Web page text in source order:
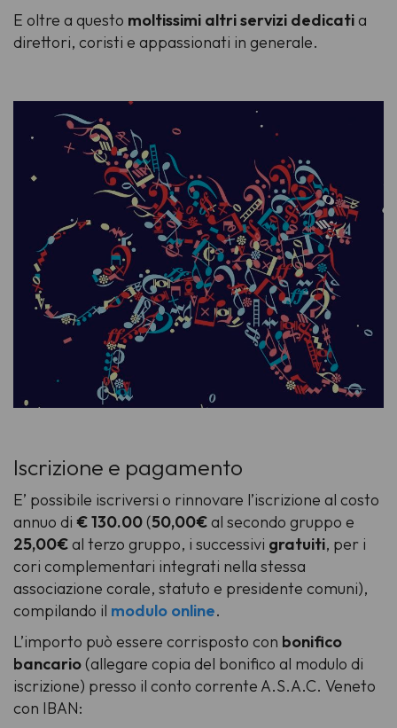
E oltre a questo moltissimi altri servizi dedicatia
direttori, coristi e appassionati in generale.
Iscrizione e pagamento
E’ possibile iscriversi o rinnovare l’iscrizione al costo
annuo di € 130.00(50,00€al secondo gruppo e
25,00€al terzo gruppo, i successivi gratuiti, per i
cori complementari integrati nella stessa
associazione corale, statuto e presidente comuni),
compilando il modulo online.
L’importo può essere corrisposto con bonifico
bancario(allegare copia del bonifico al modulo di
iscrizione) presso il conto corrente A.S.A.C. Veneto
con IBAN: